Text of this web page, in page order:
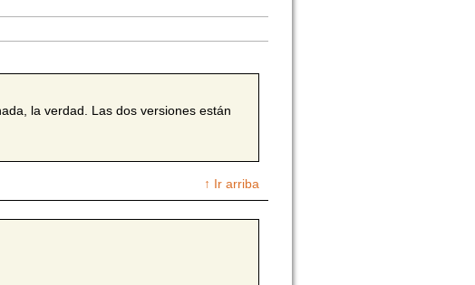
la verdad. Las dos versiones están
↑ Ir arriba